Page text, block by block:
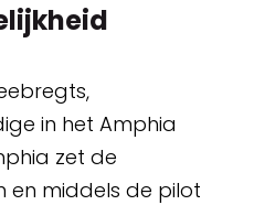
in het Amphia
zet de
en middels de pilot